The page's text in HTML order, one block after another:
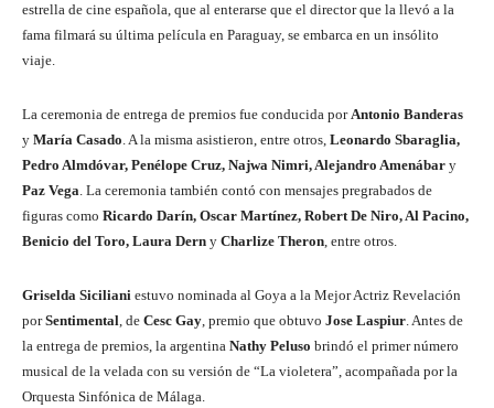
estrella de cine española, que al enterarse que el director que la llevó a la
fama filmará su última película en Paraguay, se embarca en un insólito
viaje.
La ceremonia de entrega de premios fue conducida porAntonio Banderas
y María Casado. A la misma asistieron, entre otros, Leonardo Sbaraglia,
Pedro Almdóvar, Penélope Cruz, Najwa Nimri, Alejandro Amenábar y
Paz Vega. La ceremonia también contó con mensajes pregrabados de
figuras como Ricardo Darín, Oscar Martínez, Robert De Niro, Al Pacino,
Benicio del Toro, Laura Dern y Charlize Theron, entre otros.
Griselda Siciliani estuvo nominada al Goya a la Mejor Actriz Revelación
porSentimental, de Cesc Gay, premio que obtuvo Jose Laspiur. Antes de
la entrega de premios, la argentina Nathy Peluso brindó el primer número
musical de la velada con su versión de “La violetera”, acompañada por la
Orquesta Sinfónica de Málaga.